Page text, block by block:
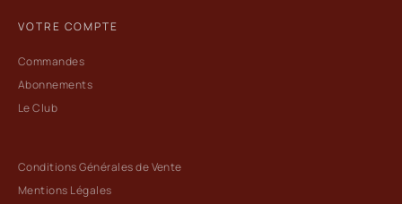
VOTRE COMPTE
Commandes
Abonnements
Le Club
Conditions Générales de Vente
Mentions Légales